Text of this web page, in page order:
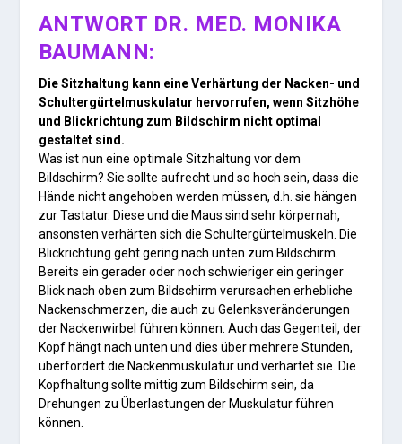
ANTWORT DR. MED. MONIKA
BAUMANN:
Die Sitzhaltung kann eine Verhärtung der Nacken- und
Schultergürtelmuskulatur hervorrufen, wenn Sitzhöhe
und Blickrichtung zum Bildschirm nicht optimal
gestaltet sind.
Was ist nun eine optimale Sitzhaltung vor dem
Bildschirm? Sie sollte aufrecht und so hoch sein, dass die
Hände nicht angehoben werden müssen, d.h. sie hängen
zur Tastatur. Diese und die Maus sind sehr körpernah,
ansonsten verhärten sich die Schultergürtelmuskeln. Die
Blickrichtung geht gering nach unten zum Bildschirm.
Bereits ein gerader oder noch schwieriger ein geringer
Blick nach oben zum Bildschirm verursachen erhebliche
Nackenschmerzen, die auch zu Gelenksveränderungen
der Nackenwirbel führen können. Auch das Gegenteil, der
Kopf hängt nach unten und dies über mehrere Stunden,
überfordert die Nackenmuskulatur und verhärtet sie. Die
Kopfhaltung sollte mittig zum Bildschirm sein, da
Drehungen zu Überlastungen der Muskulatur führen
können.